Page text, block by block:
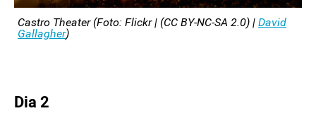
Castro Theater (Foto: Flickr | (CC BY-NC-SA 2.0) | David
Gallagher)
Dia 2